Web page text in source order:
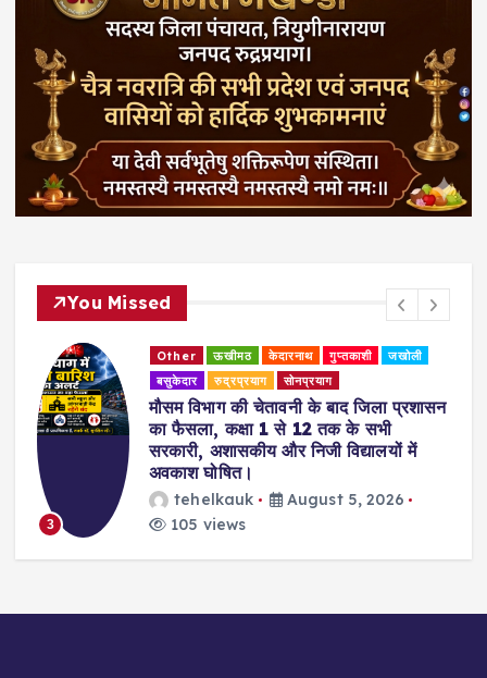
You Missed
3
Other ऊखीमठ केदारनाथ गुप्तकाशी
जखोली
बसुकेदार
रुद्रप्रयाग सोनप्रयाग
मौसम विभाग की चेतावनी के बाद जिला प्रशासन
का फैसला, कक्षा 1 से 12 तक के सभी
सरकारी, अशासकीय और निजी विद्यालयों में
अवकाश घोषित।
tehelkauk
August 5, 2026
105 views